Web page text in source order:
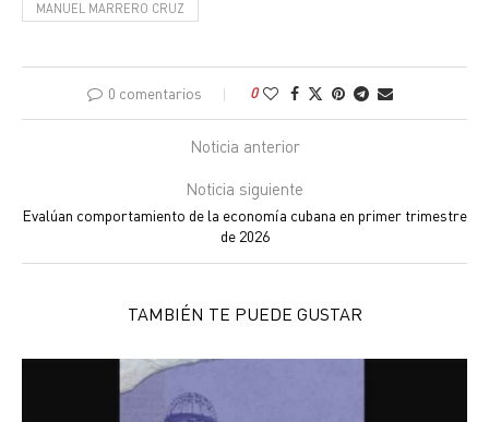
MANUEL MARRERO CRUZ
0 comentarios 0
Noticia anterior
Noticia siguiente
Evalúan comportamiento de la economía cubana en primer trimestre
de 2026
TAMBIÉN TE PUEDE GUSTAR